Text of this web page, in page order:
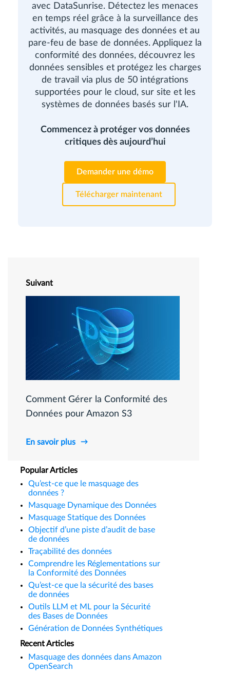
avec DataSunrise. Détectez les menaces
en temps réel grâce à la surveillance des
activités, au masquage des données et au
pare-feu de base de données. Appliquez la
conformité des données, découvrez les
données sensibles et protégez les charges
de travail via plus de 50 intégrations
supportées pour le cloud, sur site et les
systèmes de données basés sur l'IA.
Commencez à protéger vos données
critiques dès aujourd’hui
Demander une démo
Télécharger maintenant
Suivant
Comment Gérer la Conformité des
Données pour Amazon S3
En savoir plus
Popular Articles
Qu’est-ce que le masquage des
données ?
Masquage Dynamique des Données
Masquage Statique des Données
Objectif d’une piste d’audit de base
de données
Traçabilité des données
Comprendre les Réglementations sur
la Conformité des Données
Qu’est-ce que la sécurité des bases
de données
Outils LLM et ML pour la Sécurité
des Bases de Données
Génération de Données Synthétiques
Recent Articles
Masquage des données dans Amazon
OpenSearch